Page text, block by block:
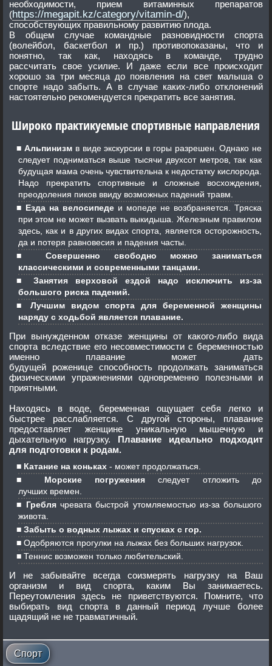
необходимости, прием витаминных препаратов
(https://megapit.kz/category/vitamin-d/),
способствующих правильному развитию плода.
В общем случае командные разновидности спорта
(волейбол, баскетбол и пр.) противопоказаны, что и
понятно, так как, находясь в команде, трудно
рассчитать свое усилие. И даже если все происходит
хорошо за три месяца до появления на свет малыша о
спорте надо забыть. А в случае каких-либо отклонений
настоятельно рекомендуется прекратить все занятия.
Широко практикуемые спортивные направления
Альпинизм в виде экскурсии в горы разрешен. Однако не
следует подниматься выше тысячи двухсот метров, так как
будущая мама очень чувствительна к недостатку кислорода.
Надо прекратить спортивные и сложные восхождения,
преодоления пиков ввиду возможных падений травм.
Езда на велосипеде и мопеде не возбраняется. Тряска
при этом не может вызвать выкидыша. Железным правилом
здесь, как и в других видах спорта, является осторожность,
да и потеря равновесия и падения часты.
Совершенно свободно можно заниматься
классическими и современными танцами.
Занятия верховой ездой надо исключить из-за
большого риска падений.
Лучшим видом спорта для беременной женщины
наряду с ходьбой является плавание.
При вынужденном отказе женщины от какого-либо вида
спорта вследствие его несовместимости с беременностью
именно плавание может дать
будущей роженице способность продолжать заниматься
физическими упражнениями одновременно полезными и
приятными.
Находясь в воде, беременная ощущает себя легко и
быстрее расслабляется. С другой стороны, плавание
предоставляет женщине уникальную мышечную и
дыхательную нагрузку. Плавание идеально подходит
для подготовки к родам.
Катание на коньках - может продолжаться.
Морские погружения следует отложить до
лучших времен.
Гребля чревата быстрой утомляемостью из-за большого
живота.
Забыть о водных лыжах и спусках с гор.
Одобряются прогулки на лыжах без больших нагрузок.
Теннис возможен только любительский.
И не забывайте всегда соизмерять нагрузку на Ваш
организм и вид спорта, каким Вы занимаетесь.
Переутомления здесь не приветствуются. Помните, что
выбирать вид спорта в данный период лучше более
щадящий не не травматичный.
Спорт